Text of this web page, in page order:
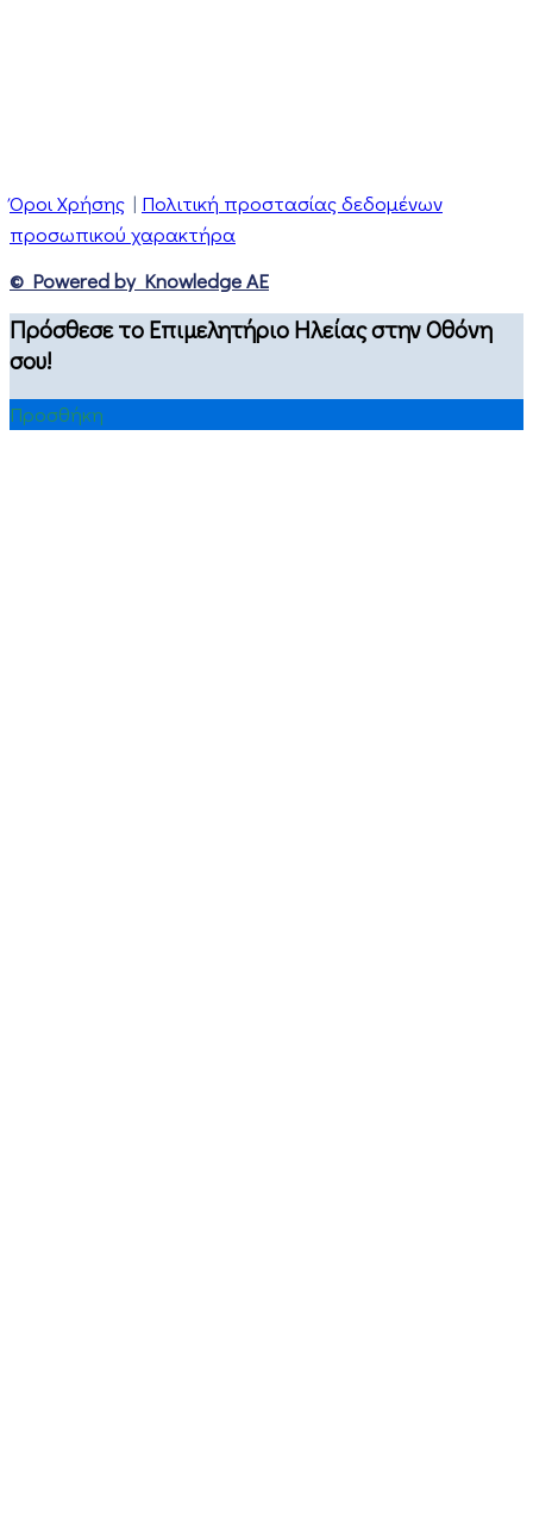
Όροι Χρήσης | Πολιτική προστασίας δεδομένων
προσωπικού χαρακτήρα
© Powered by Knowledge AE
Πρόσθεσε το Επιμελητήριο Ηλείας στην Οθόνη
σου!
Προσθήκη